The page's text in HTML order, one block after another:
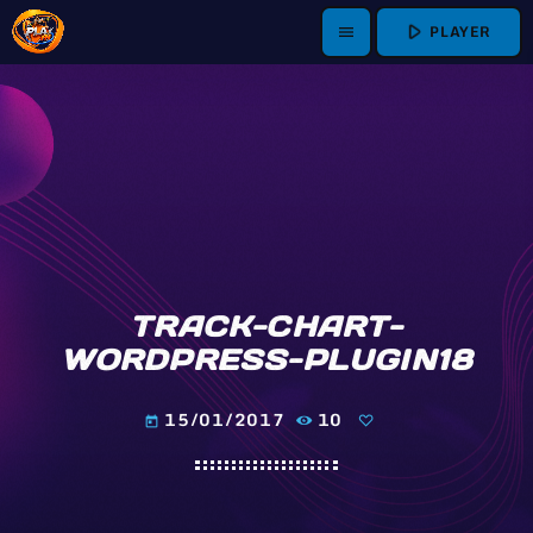
menu play_arrow PLAYER
TRACK-CHART-
WORDPRESS-PLUGIN18
today 15/01/2017 10